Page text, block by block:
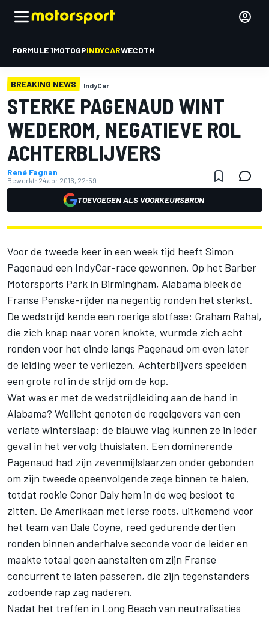
FORMULE 1MOTOGPINDYCARWECDTM
BREAKING NEWS IndyCar
STERKE PAGENAUD WINT
WEDEROM, NEGATIEVE ROL
ACHTERBLIJVERS
René Fagnan
Bewerkt: 24 apr 2016, 22:59
TOEVOEGEN ALS VOORKEURSBRON
Voor de tweede keer in een week tijd heeft Simon
Pagenaud een IndyCar-race gewonnen. Op het Barber
Motorsports Park in Birmingham, Alabama bleek de
Franse Penske-rijder na negentig ronden het sterkst.
De wedstrijd kende een roerige slotfase: Graham Rahal,
die zich knap naar voren knokte, wurmde zich acht
ronden voor het einde langs Pagenaud om even later
de leiding weer te verliezen. Achterblijvers speelden
een grote rol in de strijd om de kop.
Wat was er met de wedstrijdleiding aan de hand in
Alabama? Wellicht genoten de regelgevers van een
verlate winterslaap: de blauwe vlag kunnen ze in ieder
geval in het vervolg thuislaten. Een dominerende
Pagenaud had zijn zevenmijlslaarzen onder gebonden
om zijn tweede opeenvolgende zege binnen te halen,
totdat rookie Conor Daly hem in de weg besloot te
zitten. De Amerikaan met Ierse roots, uitkomend voor
het team van Dale Coyne, reed gedurende dertien
ronden binnen anderhalve seconde voor de leider en
maakte totaal geen aanstalten om zijn Franse
concurrent te laten passeren, die zijn tegenstanders
zodoende rap zag naderen.
Nadat het treffen in Long Beach van neutralisaties